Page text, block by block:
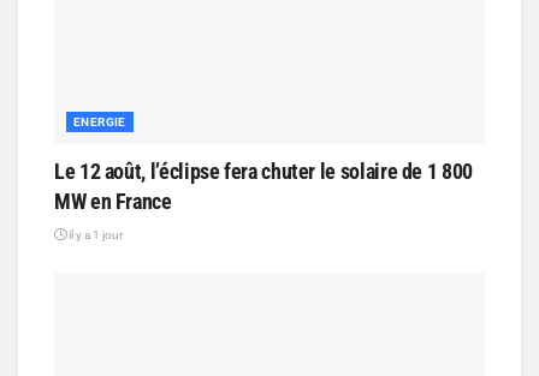
ENERGIE
Le 12 août, l’éclipse fera chuter le solaire de 1 800
MW en France
il y a 1 jour